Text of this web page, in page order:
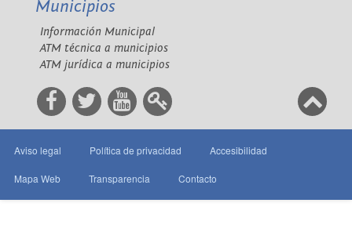
Municipios
Información Municipal
ATM técnica a municipios
ATM jurídica a municipios
Aviso legal Política de privacidad Accesibilidad
Mapa Web Transparencia Contacto